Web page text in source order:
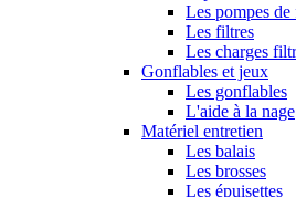
Les pompes
Les filtres
Les charges
Gonflables et jeux
Les gonflables
L'aide à la nage
Matériel entretien
Les balais
Les brosses
Les épuisettes